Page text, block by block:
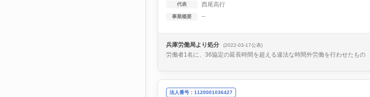
代表 西尾高行
事業概要 --
兵庫労働局より処分 (2022-03-17公表)
労働者1名に、36協定の延長時間を超える違法な時間外労働を行わせたもの
法人番号：1120001036427